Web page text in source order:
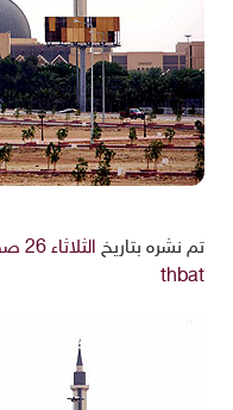
تم نشره بتاريخ الثلاثاء 26 صفر 1434هـ 8-1-2013م
thbat